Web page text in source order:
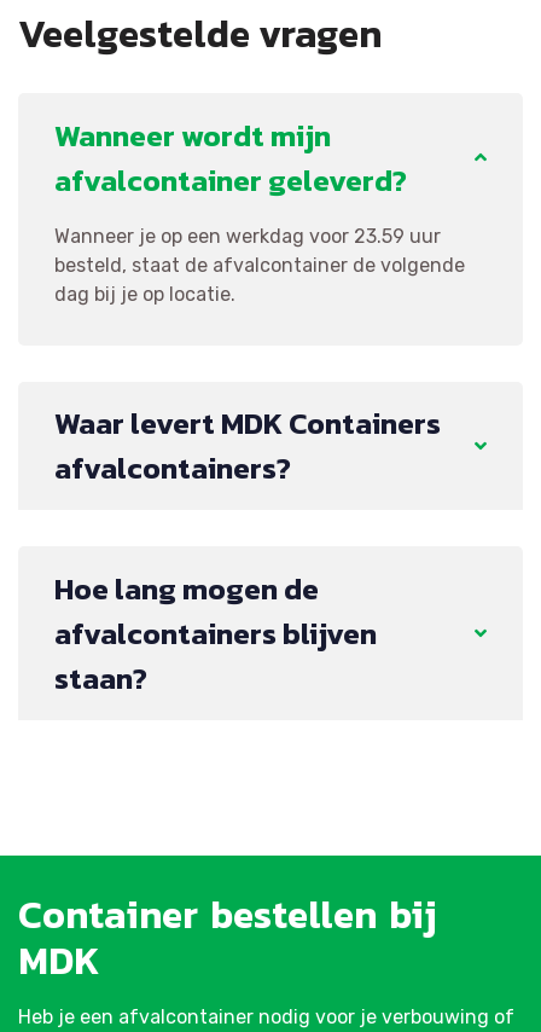
Veelgestelde vragen
Wanneer wordt mijn
afvalcontainer geleverd?
Wanneer je op een werkdag voor 23.59 uur
besteld, staat de afvalcontainer de volgende
dag bij je op locatie.
Waar levert MDK Containers
afvalcontainers?
Hoe lang mogen de
afvalcontainers blijven
staan?
Container bestellen bij
MDK
Heb je een afvalcontainer nodig voor je verbouwing of